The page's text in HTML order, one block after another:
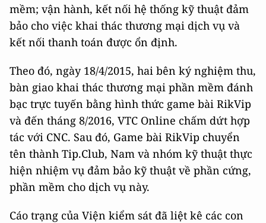
mềm; vận hành, kết nối hệ thống kỹ thuật đảm
bảo cho việc khai thác thương mại dịch vụ và
kết nối thanh toán được ổn định.
Theo đó, ngày 18/4/2015, hai bên ký nghiệm thu,
bàn giao khai thác thương mại phần mềm đánh
bạc trực tuyến bằng hình thức game bài RikVip
và đến tháng 8/2016, VTC Online chấm dứt hợp
tác với CNC. Sau đó, Game bài RikVip chuyển
tên thành Tip.Club, Nam và nhóm kỹ thuật thực
hiện nhiệm vụ đảm bảo kỹ thuật về phần cứng,
phần mềm cho dịch vụ này.
Cáo trạng của Viện kiểm sát đã liệt kê các con